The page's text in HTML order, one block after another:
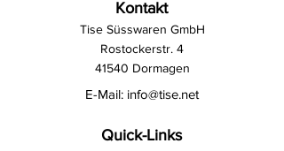
Kontakt
Tise Süsswaren GmbH
Rostockerstr. 4
41540 Dormagen
E-Mail: info@tise.net
Quick-Links